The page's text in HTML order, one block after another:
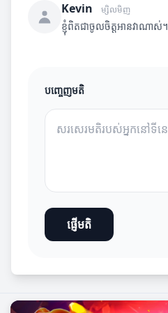
Kevin ម្សិលមិញ
ខ្ញុំពិតជាចូលចិត្តអានវាណាស់។
បញ្ចេញមតិ
ផ្ញើមតិ